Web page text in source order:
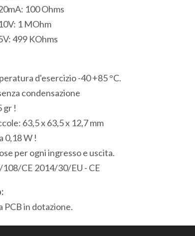
100 Ohms
1 MOhm
499 KOhms
d'esercizio -40 +85 °C.
condensazione
gr !
63,5 x 63,5 x 12,7 mm
0,18 W !
per ogni ingresso e uscita.
CE 2014/30/EU - CE
in dotazione.